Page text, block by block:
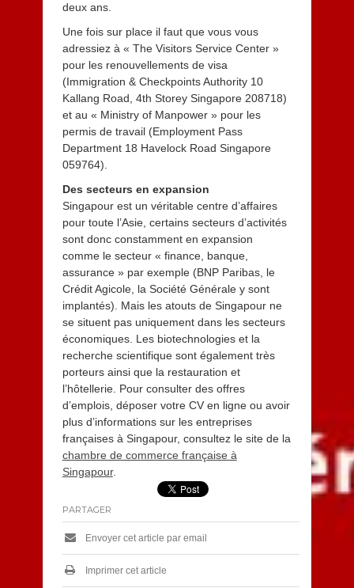
deux ans.
Une fois sur place il faut que vous vous
adressiez à « The Visitors Service Center »
pour les renouvellements de visa
(Immigration & Checkpoints Authority 10
Kallang Road, 4th Storey Singapore 208718)
et au « Ministry of Manpower » pour les
permis de travail (Employment Pass
Department 18 Havelock Road Singapore
059764).
Des secteurs en expansion
Singapour est un véritable centre d’affaires
pour toute l’Asie, certains secteurs d’activités
sont donc constamment en expansion
comme le secteur « finance, banque,
assurance » par exemple (BNP Paribas, le
Crédit Agicole, la Société Générale y sont
implantés). Mais les atouts de Singapour ne
se situent pas uniquement dans les secteurs
économiques. Les biotechnologies et la
recherche scientifique sont également très
porteurs ainsi que la restauration et
l’hôtellerie. Pour consulter des offres
d’emplois, déposer votre CV en ligne ou avoir
plus d’informations sur les entreprises
françaises à Singapour, consultez le site de la
chambre de commerce française à
Singapour.
PARTAGER
Envoyer cet article par email
Imprimer cet article